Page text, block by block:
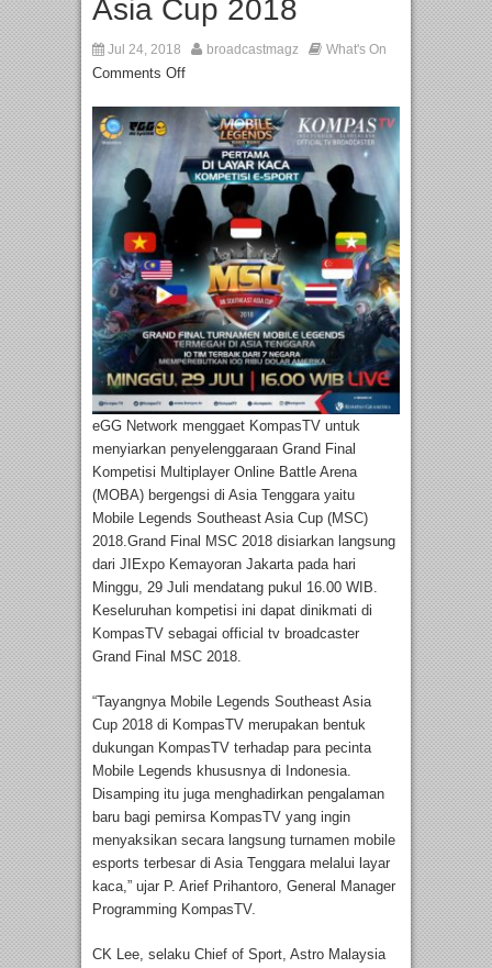
Asia Cup 2018
Jul 24, 2018 broadcastmagz What's On
Comments Off
eGG Network menggaet KompasTV untuk
menyiarkan penyelenggaraan Grand Final
Kompetisi Multiplayer Online Battle Arena
(MOBA) bergengsi di Asia Tenggara yaitu
Mobile Legends Southeast Asia Cup (MSC)
2018.Grand Final MSC 2018 disiarkan langsung
dari JIExpo Kemayoran Jakarta pada hari
Minggu, 29 Juli mendatang pukul 16.00 WIB.
Keseluruhan kompetisi ini dapat dinikmati di
KompasTV sebagai official tv broadcaster
Grand Final MSC 2018.
“Tayangnya Mobile Legends Southeast Asia
Cup 2018 di KompasTV merupakan bentuk
dukungan KompasTV terhadap para pecinta
Mobile Legends khususnya di Indonesia.
Disamping itu juga menghadirkan pengalaman
baru bagi pemirsa KompasTV yang ingin
menyaksikan secara langsung turnamen mobile
esports terbesar di Asia Tenggara melalui layar
kaca,” ujar P. Arief Prihantoro, General Manager
Programming KompasTV.
CK Lee, selaku Chief of Sport, Astro Malaysia